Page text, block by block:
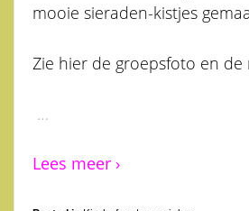
mooie sieraden-kistjes
Zie hier de groepsfoto en de
…
Lees meer ›